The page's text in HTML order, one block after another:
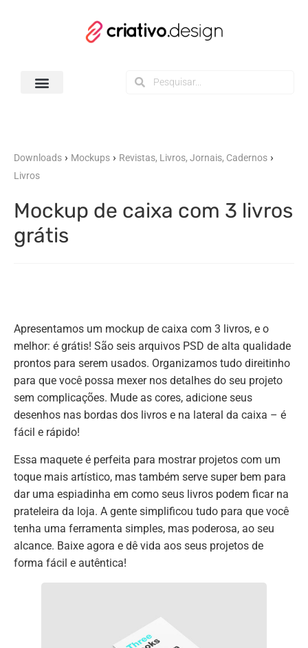
Downloads › Mockups › Revistas, Livros, Jornais, Cadernos ›
Livros
Mockup de caixa com 3 livros
grátis
Apresentamos um mockup de caixa com 3 livros, e o
melhor: é grátis! São seis arquivos PSD de alta qualidade
prontos para serem usados. Organizamos tudo direitinho
para que você possa mexer nos detalhes do seu projeto
sem complicações. Mude as cores, adicione seus
desenhos nas bordas dos livros e na lateral da caixa – é
fácil e rápido!
Essa maquete é perfeita para mostrar projetos com um
toque mais artístico, mas também serve super bem para
dar uma espiadinha em como seus livros podem ficar na
prateleira da loja. A gente simplificou tudo para que você
tenha uma ferramenta simples, mas poderosa, ao seu
alcance. Baixe agora e dê vida aos seus projetos de
forma fácil e autêntica!